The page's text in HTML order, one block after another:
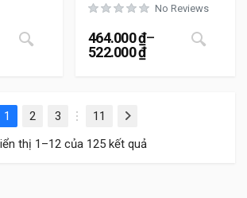
464.000 ₫ đến 522.000 ₫
Sản phẩm này có nhiều biến thể.
No Reviews
464.000₫–
522.000₫
Khoảng giá: từ 464.000 ₫
1 2 3
…
11
Next
thị 1–12 của 125 kết quả